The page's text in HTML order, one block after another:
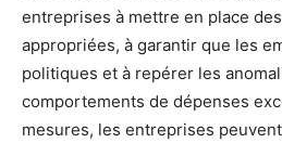
entreprises à mettre en place
appropriées, à garantir que les
politiques et à repérer les
comportements de dépenses
mesures, les entreprises